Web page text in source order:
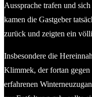
Aussprache trafen und
kamen die Gastgeber
zurück und zeigten ein
Insbesondere die
Klimmek, der fortan
erfahrenen